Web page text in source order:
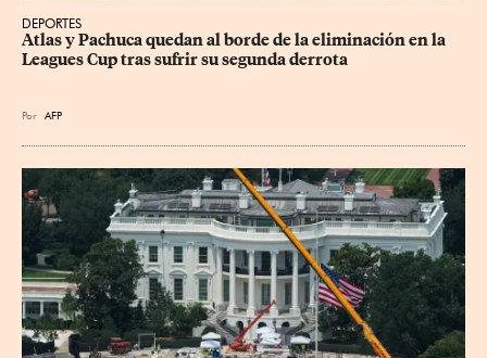
DEPORTES
Atlas y Pachuca quedan al borde de la eliminación en la
Leagues Cup tras sufrir su segunda derrota
Por AFP